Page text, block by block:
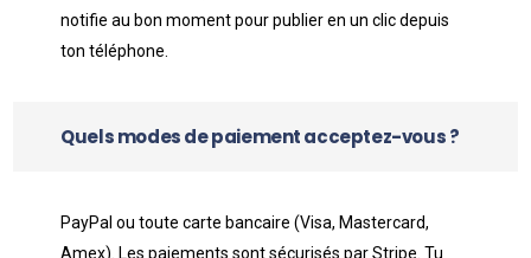
notifie au bon moment pour publier en un clic depuis
ton téléphone.
Quels modes de paiement acceptez-vous ?
PayPal ou toute carte bancaire (Visa, Mastercard,
Amex). Les paiements sont sécurisés par Stripe. Tu